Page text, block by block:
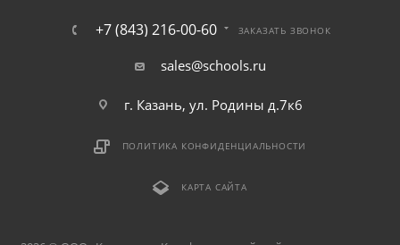
+7 (843) 216-00-60 ЗАКАЗАТЬ ЗВОНОК
sales@schools.ru
г. Казань, ул. Родины д.7к6
ПОЛИТИКА КОНФИДЕНЦИАЛЬНОСТИ
КАРТА САЙТА